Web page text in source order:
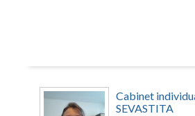
Cabinet
SEVASTITA